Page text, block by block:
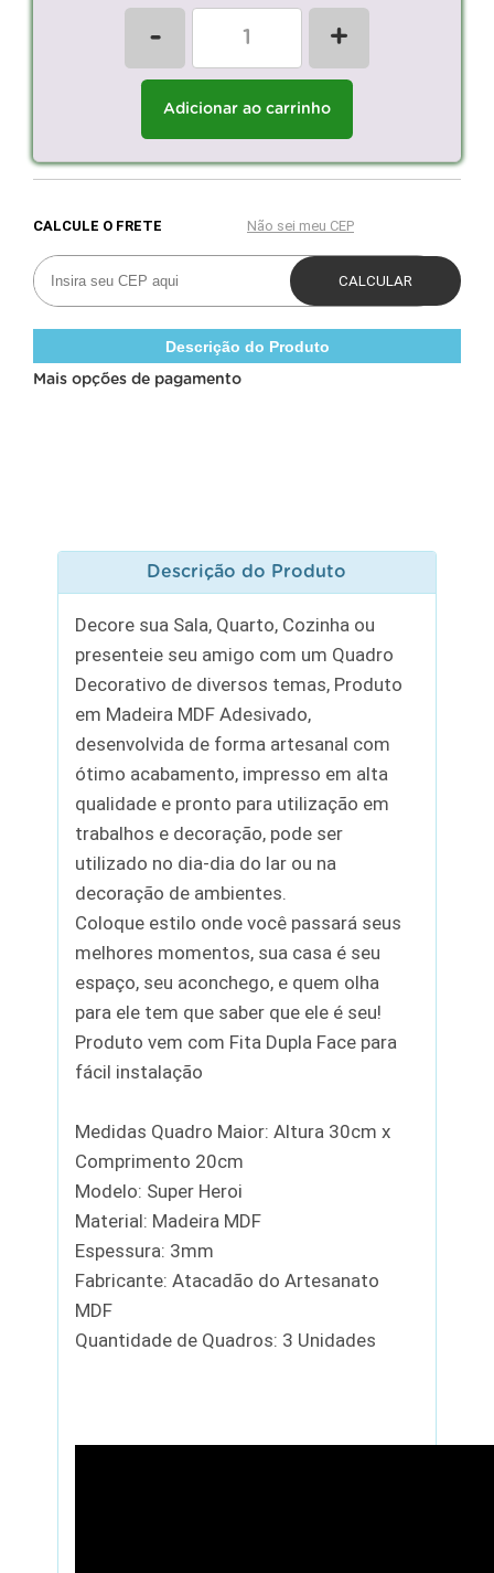
- +
Adicionar ao carrinho
Descrição do Produto
Mais opções de pagamento
Descrição do Produto
Decore sua Sala, Quarto, Cozinha ou
presenteie seu amigo com um Quadro
Decorativo de diversos temas, Produto
em Madeira MDF Adesivado,
desenvolvida de forma artesanal com
ótimo acabamento, impresso em alta
qualidade e pronto para utilização em
trabalhos e decoração, pode ser
utilizado no dia-dia do lar ou na
decoração de ambientes.
Coloque estilo onde você passará seus
melhores momentos, sua casa é seu
espaço, seu aconchego, e quem olha
para ele tem que saber que ele é seu!
Produto vem com Fita Dupla Face para
fácil instalação
Medidas Quadro Maior: Altura 30cm x
Comprimento 20cm
Modelo: Super Heroi
Material: Madeira MDF
Espessura: 3mm
Fabricante: Atacadão do Artesanato
MDF
Quantidade de Quadros: 3 Unidades